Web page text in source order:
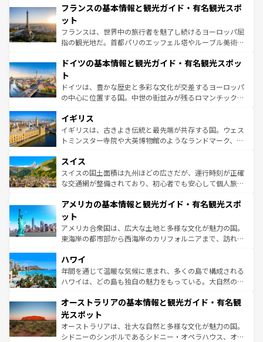
なお、新着のイタリア情報はコンテンツ一覧を参照してほ
しい。
文化が根付くこの国では、情熱的なフラメンコ、熱気あふ
れる闘牛、そして美味しいタパスが生活の一部となってい
る。首都マドリードの洗練された雰囲気や、バルセロナの
アートに溢れた街角から、地方では古代ローマ遺跡や中世
せる。地方によって風土や気候が異なるスペインはその個
ンテンツ一覧 を参照してほしい。
フランスの基本情報と観光ガイド・有名観光スポ
ット
フランスは、世界中の旅行者を魅了し続けるヨーロッパ屈
指の観光地だ。首都パリのエッフェル塔やルーブル美術館
で、幅広い魅力が詰まっている。華麗な宮殿、歴史的な大
聖堂、美しいビーチ、そして豊かな自然が、訪れる者を心
から魅了する。また、フランスは美食の国としても知ら
れ、フランス料理はユネスコ無形文化遺産にも登録されて
香り高いラベンダー畑など、多彩な楽しみ方が可能だ。さ
らに、パリ以外の地域にも魅力が溢れており、どの街角に
も豊かな歴史と文化が息づいている。パリ以外の個性あふ
を参照してほしい。
ドイツの基本情報と観光ガイド・有名観光スポッ
ト
ドイツは、豊かな歴史と多彩な文化が交差するヨーロッパ
の中心に位置する国。中世の街並みが残るロマンチック街
顔を持つこの国は、どこを歩いても飽きることがない。ベ
ルリンの文化的活気、バイエルン州のアルプスの絶景、そ
してライン川沿いのワイン畑といった風景は必見。ビール
は、お酒好きな人にはぜひ体験してほしい。 なお、新着の
ドイツ情報はコンテンツ一覧を参照してほしい。
イギリス
イギリスは、古きよき伝統と最先端が共存する国。ウェス
トミンスター寺院や大英博物館のようなランドマーク、歴
リアごとに異なる魅力がある。また、優雅なアフタヌーン
ティー、ビール好きにはたまらない英国パブ、サッカー観
戦など、本場だからこそできる体験も豊富。イギリスを旅
ンツ一覧を参照してほしい。
スイス
スイスの国土面積は九州ほどの広さだが、運行時刻が正確
な交通網が整備されており、初心者でも安心して個人旅行
の建物がそのまま残る町や、スイスならではのユニークな
博物館もあり、アルプス観光だけでなく町歩きも満喫する
ことができる。国民の所得が高いため物価も高いが、旅行
者向けの交通パス提供のサービスもあり、うまく活用すれ
着のスイス情報は
アメリカの基本情報と観光ガイド・有名観光スポ
ット
アメリカ合衆国は、広大な土地と多様な文化が魅力の国。
東海岸の都市部から西海岸のカリフォルニアまで、訪れる
のような巨大都市は、観光、ショッピング、エンターテイ
ンメントが詰まった刺激的なスポットだ。一方、アメリカ
西部には大自然が広がり、グランドキャニオンやイエロー
部のニューオーリンズでは、音楽と美食が融合した独特の
文化が魅力。旅行者はアメリカの各地域で異なる魅力を楽
しみながら、その多様性と豊かな歴史を感じることができ
るだろう。車でのロードトリップや列車の旅も、アメリカ
ハワイ
年間を通じて温暖な気候に恵まれ、多くの島で構成される
ハワイは、どの島も独自の魅力をもっている。大自然の神
ワイ島は見逃せない。また、定番の観光地といえばオアフ
島だが、静かな自然を求めるならマウイ島やカウアイ島が
おすすめ。エメラルドグリーンに輝く海をはじめ、豊かな
文化や歴史が息づいている。「アロハスピリット」と呼ば
オーストラリアの基本情報と観光ガイド・有名観
光スポット
オーストラリアは、壮大な自然と多様な文化が魅力の国。
シドニーのシンボルであるシドニー・オペラハウス、オー